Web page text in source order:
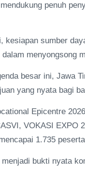
penuh
kesiapan sumber
menyongsong
besar ini, Jawa
yang nyata bagi
Epicentre
VOKASI EXPO
1.735
bukti nyata